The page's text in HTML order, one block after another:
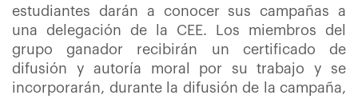
estudiantes darán a conocer sus campañas a
una delegación de la CEE. Los miembros del
grupo ganador recibirán un certificado de
difusión y autoría moral por su trabajo y se
incorporarán, durante la difusión de la campaña,